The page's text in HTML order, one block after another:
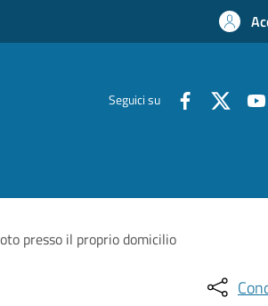
Seguici su
presso il proprio domicilio